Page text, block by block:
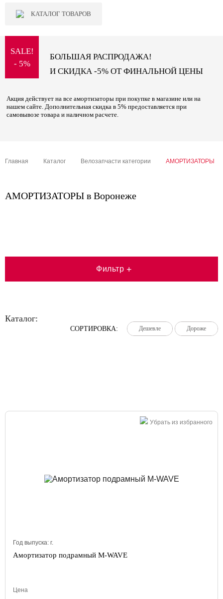
КАТАЛОГ ТОВАРОВ
SALE!
- 5%
БОЛЬШАЯ РАСПРОДАЖА!
И СКИДКА -5% ОТ ФИНАЛЬНОЙ ЦЕНЫ
Акция действует на все амортизаторы при покупке в магазине или на
нашем сайте. Дополнительная скидка в 5% предоставляется при
самовывозе товара и наличном расчете.
Главная Каталог Велозапчасти категории АМОРТИЗАТОРЫ
АМОРТИЗАТОРЫ в Воронеже
Фильтр +
Каталог:
СОРТИРОВКА: Дешевле
Дешевле
Дешевле Дороже
Дороже
Дороже
Убрать из избранного
Год выпуска: г.
Амортизатор подрамный M-WAVE
Цена